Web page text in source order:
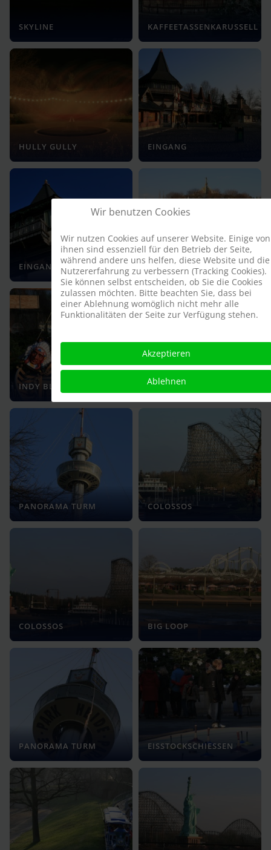
SKYLINE KAFFEETASSENKARUSSELL
HULLY GULLY EINGANG
EINGANG
WIENER
PFERDEKARUSSELL
INDY BLITZ INDY BLITZ
PANORAMA TURM COLOSSOS
COLOSSOS BIG LOOP
PANORAMA TURM EISSTOCKSCHIESSEN
Wir benutzen Cookies
Wir nutzen Cookies auf unserer Website. Einige von
ihnen sind essenziell für den Betrieb der Seite,
während andere uns helfen, diese Website und die
Nutzererfahrung zu verbessern (Tracking Cookies).
Sie können selbst entscheiden, ob Sie die Cookies
zulassen möchten. Bitte beachten Sie, dass bei
einer Ablehnung womöglich nicht mehr alle
Funktionalitäten der Seite zur Verfügung stehen.
Akzeptieren
Ablehnen